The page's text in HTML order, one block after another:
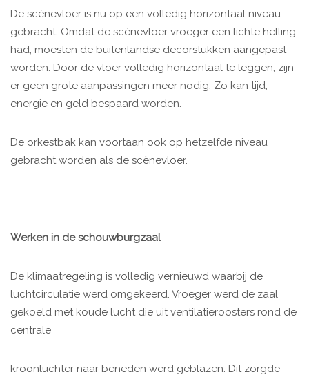
De scènevloer is nu op een volledig horizontaal niveau
gebracht. Omdat de scènevloer vroeger een lichte helling
had, moesten de buitenlandse decorstukken aangepast
worden. Door de vloer volledig horizontaal te leggen, zijn
er geen grote aanpassingen meer nodig. Zo kan tijd,
energie en geld bespaard worden.
De orkestbak kan voortaan ook op hetzelfde niveau
gebracht worden als de scènevloer.
Werken in de schouwburgzaal
De klimaatregeling is volledig vernieuwd waarbij de
luchtcirculatie werd omgekeerd. Vroeger werd de zaal
gekoeld met koude lucht die uit ventilatieroosters rond de
centrale
kroonluchter naar beneden werd geblazen. Dit zorgde